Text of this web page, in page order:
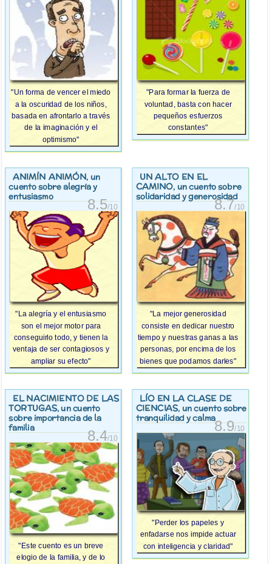
"Un forma de vencer el miedo
a la oscuridad de los niños,
basada en afrontarlo a través
de la imaginación y el
optimismo"
"Para formar la fuerza de
voluntad, basta con hacer
pequeños esfuerzos
constantes"
ANIMÍN ANIMÓN, un
cuento sobre alegría y
entusiasmo
8.5/10
"La alegría y el entusiasmo
son el mejor motor para
conseguirlo todo, y tienen la
ventaja de ser contagiosos y
ampliar su efecto"
UN ALTO EN EL
CAMINO, un cuento sobre
solidaridad y generosidad
8.7/10
"La mejor generosidad
consiste en dedicar nuestro
tiempo y nuestras ganas a las
personas, por encima de los
bienes que podamos darles"
EL NACIMIENTO DE LAS
TORTUGAS, un cuento
sobre importancia de la
familia
8.4/10
"Este cuento es un breve
elogio de la familia, y de lo
LÍO EN LA CLASE DE
CIENCIAS, un cuento sobre
tranquilidad y calma
8.9/10
"Perder los papeles y
enfadarse nos impide actuar
con inteligencia y claridad"